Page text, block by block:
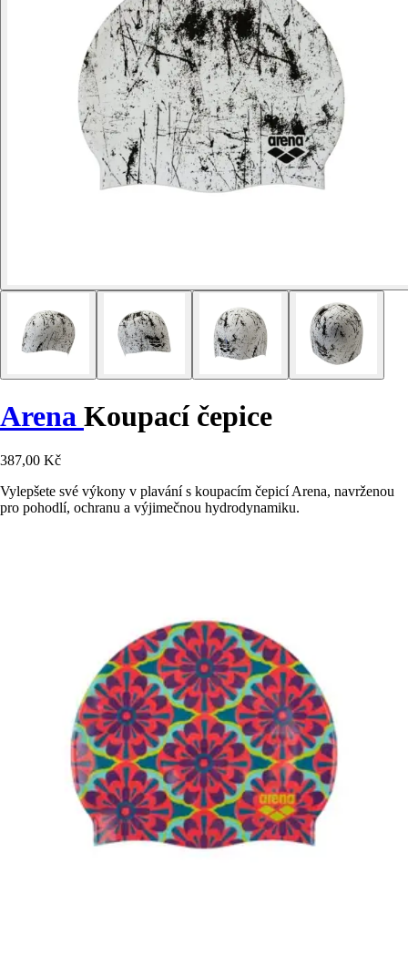
Arena Koupací čepice
387,00 Kč
Vylepšete své výkony v plavání s koupacím čepicí Arena, navrženou
pro pohodlí, ochranu a výjimečnou hydrodynamiku.